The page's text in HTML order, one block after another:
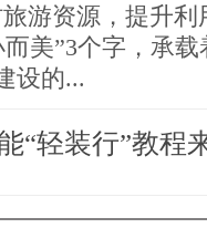
游资源，提升利
而美”3个字，承
设的...
“轻装行”教程